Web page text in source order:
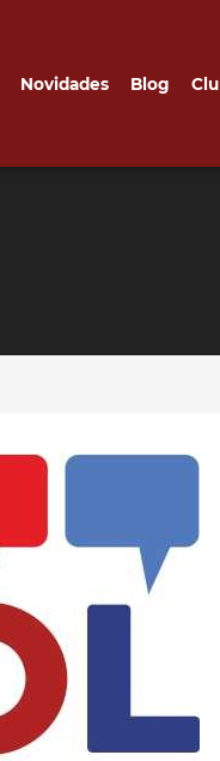
Novidades Blog
Materias alunos